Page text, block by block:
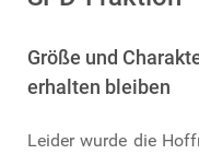
Größe und
erhalten bleiben
Leider wurde die